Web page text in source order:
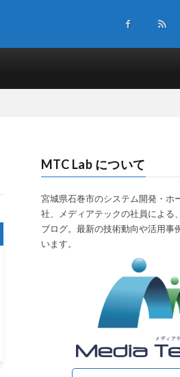
MTC Lab について
宮城県石巻市のシステム開発・ホ
社、メディアテックの社員による
ブログ。最新の技術動向や活用事
います。